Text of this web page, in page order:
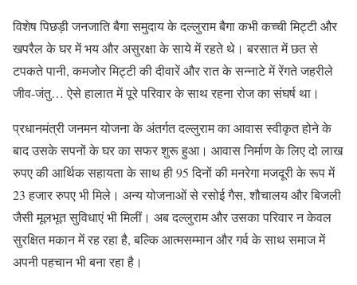
विशेष पिछड़ी जनजाति बैगा समुदाय के दल्लुराम बैगा कभी कच्ची मिट्टी और
खपरैल के घर में भय और असुरक्षा के साये में रहते थे। बरसात में छत से
टपकते पानी, कमजोर मिट्टी की दीवारें और रात के सन्नाटे में रेंगते जहरीले
जीव-जंतु… ऐसे हालात में पूरे परिवार के साथ रहना रोज का संघर्ष था।
प्रधानमंत्री जनमन योजना के अंतर्गत दल्लुराम का आवास स्वीकृत होने के
बाद उसके सपनों के घर का सफर शुरू हुआ। आवास निर्माण के लिए दो लाख
रुपए की आर्थिक सहायता के साथ ही 95 दिनों की मनरेगा मजदूरी के रूप में
23 हजार रुपए भी मिले। अन्य योजनाओं से रसोई गैस, शौचालय और बिजली
जैसी मूलभूत सुविधाएं भी मिलीं। अब दल्लुराम और उसका परिवार न केवल
सुरक्षित मकान में रह रहा है, बल्कि आत्मसम्मान और गर्व के साथ समाज में
अपनी पहचान भी बना रहा है।